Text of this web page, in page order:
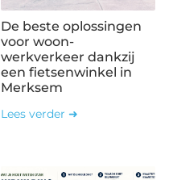
De beste oplossingen
voor woon-
werkverkeer dankzij
een fietsenwinkel in
Merksem
Lees verder ➜